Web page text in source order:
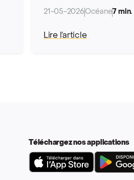
21-05-2026Océane7 min.
Lire l’article
Téléchargez nos applications
App Store